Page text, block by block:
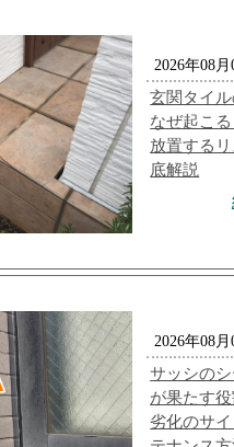
2026年08月
玄関タイ
なぜ起こ
放置する
底解説
2026年08月
サッシの
が果たす役
劣化のサ